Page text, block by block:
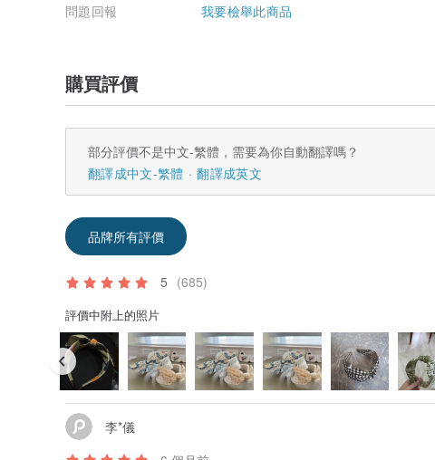
問題回報 我要檢舉此商品
購買評價
部分評價不是中文-繁體，需要為你自動翻譯嗎？
翻譯成中文-繁體
翻譯成英文
品牌所有評價
5 (685)
評價中附上的照片
李*儀